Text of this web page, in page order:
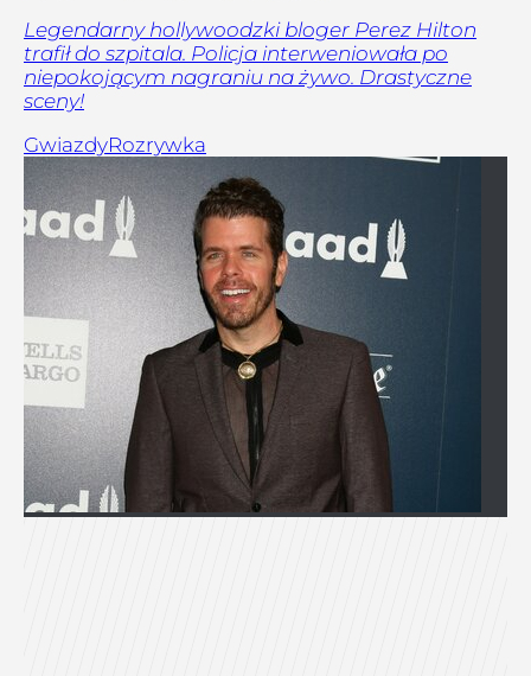
Legendarny hollywoodzki bloger Perez Hilton
trafił do szpitala. Policja interweniowała po
niepokojącym nagraniu na żywo. Drastyczne
sceny!
GwiazdyRozrywka